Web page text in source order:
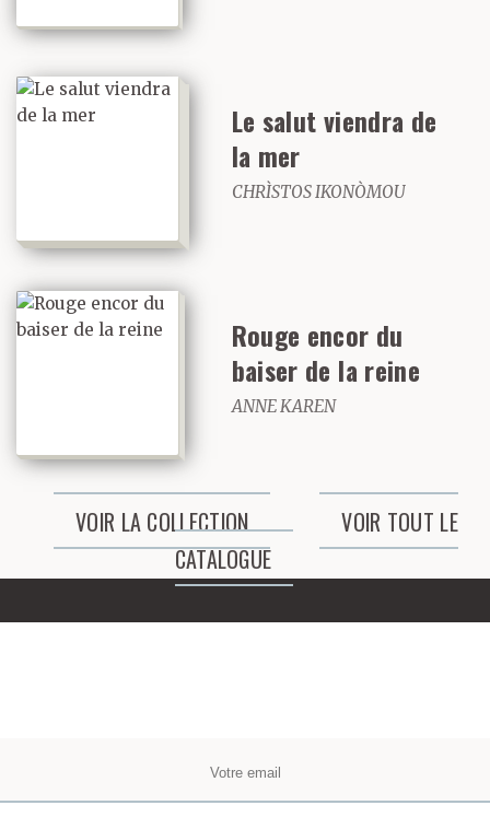
parcouru à
travers couloirs et
services pour parvenir
Le salut viendra de
la mer
CHRÌSTOS IKONÒMOU
Rouge encor du
baiser de la reine
ANNE KAREN
VOIR LA COLLECTION
VOIR TOUT LE
CATALOGUE